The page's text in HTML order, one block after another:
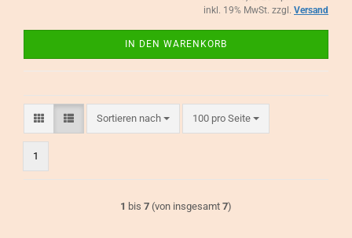
inkl. 19% MwSt. zzgl. Versand
IN DEN WARENKORB
Sortieren nach
Sortieren nach 100 pro Seite
pro Seite
1
1 bis 7 (von insgesamt 7)